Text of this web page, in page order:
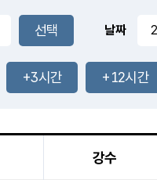
-mm
-mm
24.9℃
0.0m/s
-mm
날짜
+3시간 +12시간
강수